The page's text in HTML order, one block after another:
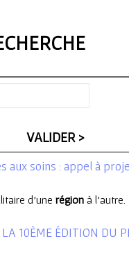
aux soins : appel à
d'une région à l'autre.
10ÈME ÉDITION DU